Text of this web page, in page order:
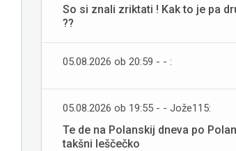
So si znali zriktati ! Kak to je pa
??
05.08.2026 ob 20:59 - - :
05.08.2026 ob 19:55 - - Jože115:
Te de na Polanskij dneva po
takšni leščečko